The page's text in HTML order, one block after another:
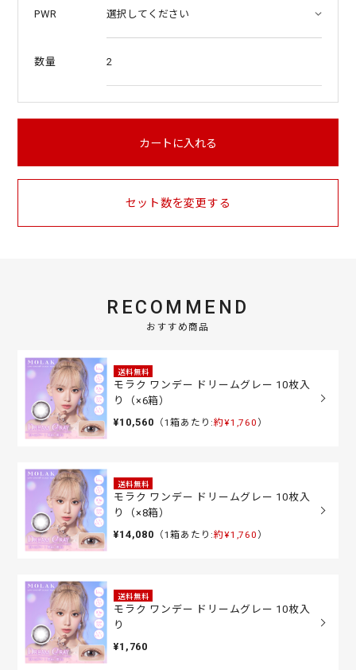
PWR
数量 2
カートに入れる
セット数を変更する
RECOMMEND
おすすめ商品
送料無料
モラク ワンデー ドリームグレー 10枚入
り（×6箱）
¥10,560 （1箱あたり:約¥1,760 ）
送料無料
モラク ワンデー ドリームグレー 10枚入
り（×8箱）
¥14,080 （1箱あたり:約¥1,760 ）
送料無料
モラク ワンデー ドリームグレー 10枚入
り
¥1,760